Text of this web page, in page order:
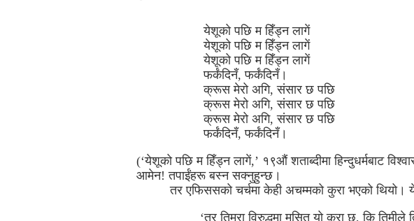
येशूको पछि म हिँड्न लागें
येशूको पछि म हिँड्न लागें
येशूको पछि म हिँड्न लागें
फर्कंदिनँ, फर्कंदिनँ।
क्रूस मेरो अगि, संसार छ पछि
क्रूस मेरो अगि, संसार छ पछि
क्रूस मेरो अगि, संसार छ पछि
फर्कंदिनँ, फर्कंदिनँ।
(‘येशूको पछि म हिँड्न लागें,’ १९औं शताब्दीमा हिन्दुधर्मबाट
आमेन! तपाईंहरू बस्न सक्नुहुन्छ।
तर एफिससको चर्चमा केही अचम्मको कुरा भएको थियो।
‘तर तिम्रा विरुद्धमा मसित यो कुरा छ, कि तिमीले